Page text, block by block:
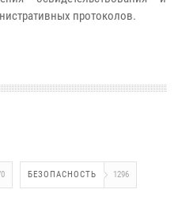
протоколов.
БЕЗОПАСНОСТЬ 1296